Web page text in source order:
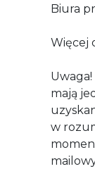
Biura
Więcej
mają
w